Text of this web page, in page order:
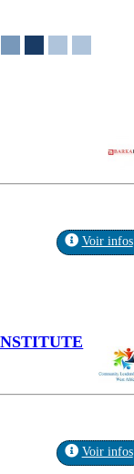
Voir infos
Voir infos